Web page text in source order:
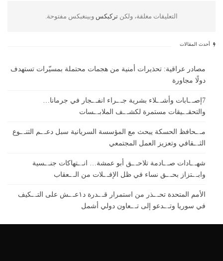
التعليقات مغلقة، ولكن تركبكس وبينغبكس مفتوحة.
أحدث المقالات
مصادر عراقية: تحذيرات أمنية من هجمات محتملة بمسيّرات تستهدف
دولًا مجاورة
7إصـ.ـابات وأشـ.ـلاء بشرية جـ.ـراء انفـ.ـجار في جرمانا…
والتحقـ.ـيقات مستمرة لكشـ.ـف الملابـ.ـسات
مـ.ـحافظ الحسكة يبحث مع المؤسسة السريانية سبل دعـ.ـم التنـ.ـوع
الثـ.ـقافي وتعزيز العمل المجتمعي
شهـ.ـادات صـ.ـادمة تلاحـ.ـق أبو عمشة… انـ.ـتهاكات جنـ.ـسية
وابـ.ـتزاز بحـ.ـق نساء في ظل الإفـ.ـلات من الـ.ـعقاب
الأمم المتحدة تحـ.ـذر من استمرار قـ.ـدرة د١عـ.ـش على التـ.ـكيف
في سوريا وتـ.ـدعو إلى تـ.ـعاون دولي أشمل